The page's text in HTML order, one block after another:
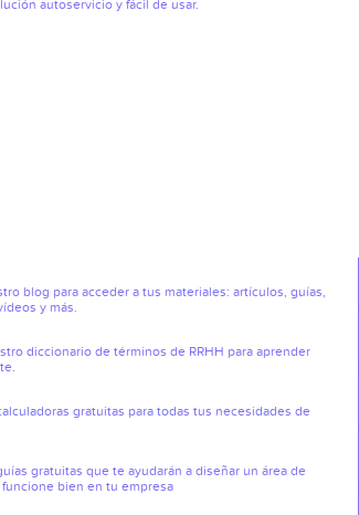
autoservicio y fácil de usar.
blog para acceder a tus materiales: artículos, guías,
y más.
diccionario de términos de RRHH para aprender
gratuitas para todas tus necesidades de
gratuitas que te ayudarán a diseñar un área de
funcione bien en tu empresa